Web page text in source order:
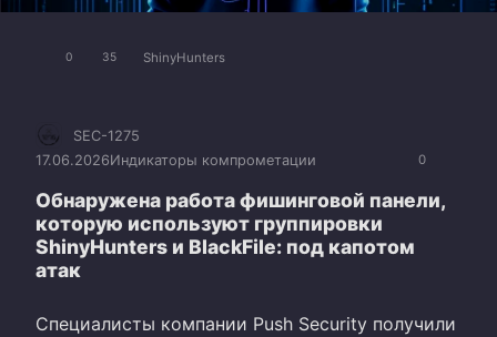
0 35 ShinyHunters
0
SEC-1275
17.06.2026Индикаторы компрометации
Обнаружена работа фишинговой панели,
которую используют группировки
ShinyHunters и BlackFile: под капотом
атак
Специалисты компании Push Security получили